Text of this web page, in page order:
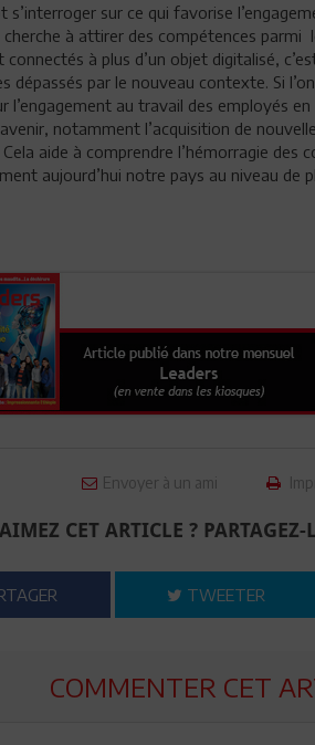
sur ce qui favorise
cherche à attirer des compétences parmi
à plus d’un objet digitalisé,
dépassés par le nouveau contexte. Si
l’engagement au travail des employés
notamment l’acquisition de
aide à comprendre l’hémorragie des
aujourd’hui notre pays au niveau de
Envoyer à un ami
CET ARTICLE ? PARTAGEZ-
TWEETER
COMMENTER CET